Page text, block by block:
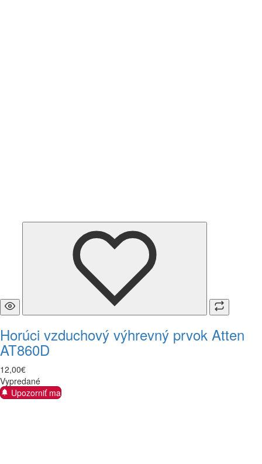
Horúci vzduchový výhrevný prvok Atten
AT860D
12,00€
Vypredané
Upozorniť ma